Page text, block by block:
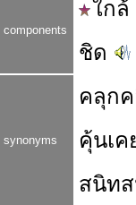
components
ใกล้
ชิด
synonyms
คลุก
คุ้นเค
สนิท